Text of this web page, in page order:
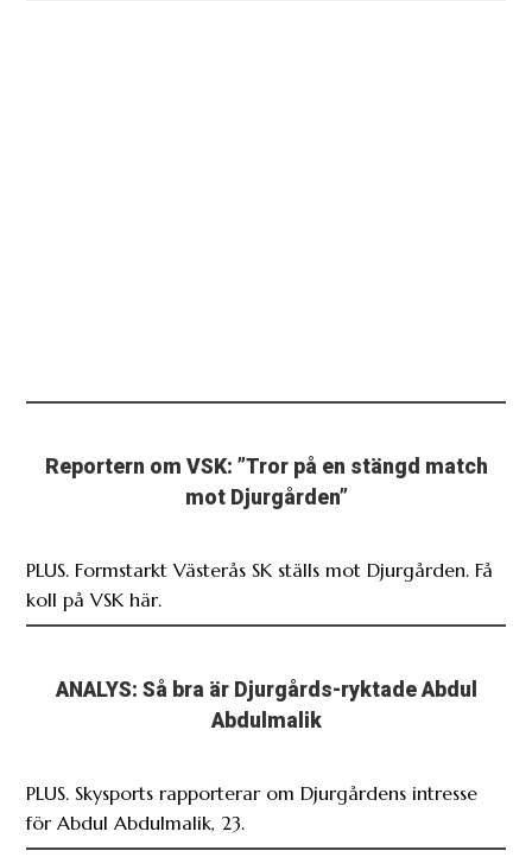
Reportern om VSK: ”Tror på en stängd match
mot Djurgården”
PLUS. Formstarkt Västerås SK ställs mot Djurgården. Få
koll på VSK här.
ANALYS: Så bra är Djurgårds-ryktade Abdul
Abdulmalik
PLUS. Skysports rapporterar om Djurgårdens intresse
för Abdul Abdulmalik, 23.